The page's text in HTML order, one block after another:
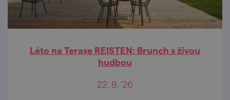
Léto na Terase REISTEN: Brunch s živou
hudbou
22. 8. '26